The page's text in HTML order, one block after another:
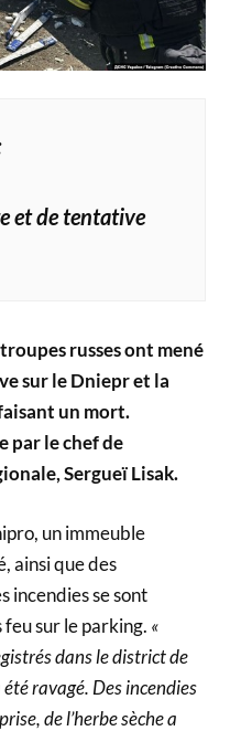
et de tentative
russes ont mené
sur le Dniepr et la
un mort.
par le chef de
Sergueï Lisak.
un immeuble
ainsi que des
incendies se sont
sur le parking. «
dans le district de
ravagé. Des incendies
de l’herbe sèche a